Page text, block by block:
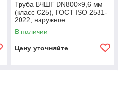
Труба ВЧШГ DN800×9,6 мм
(класс C25), ГОСТ ISO 2531-
2022, наружное
полиуретановое покрытие,
внутреннее цементно-
В наличии
Цену уточняйте